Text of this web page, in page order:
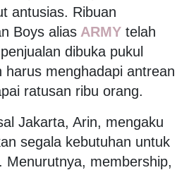
antusias. Ribuan
Boys alias ARMY telah
dibuka pukul
harus menghadapi antrean
ratusan ribu orang.
Jakarta, Arin, mengaku
segala kebutuhan untuk
membership,